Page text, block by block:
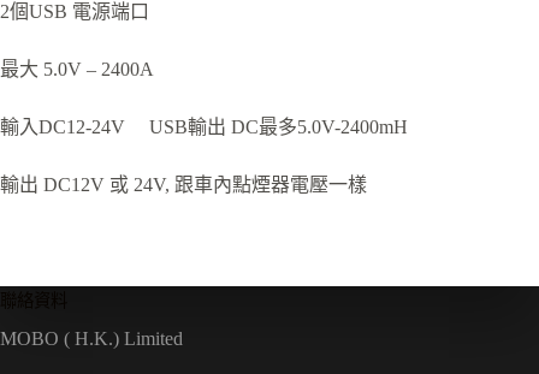
2個USB 電源端口
最大 5.0V – 2400A
輸入DC12-24V USB輸出 DC最多5.0V-2400mH
輸出 DC12V 或 24V, 跟車內點煙器電壓一樣
MOBO ( H.K.) Limited